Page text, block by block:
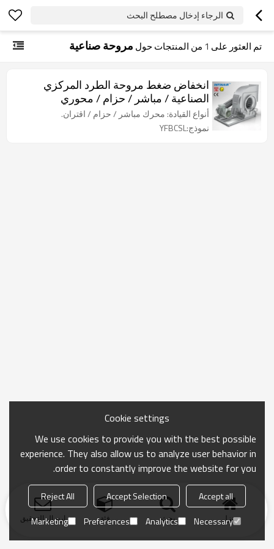
الرجاء إدخال مصطلح البحث
تم العثور على 1 من المنتجات حول مروحة صناعية
انخفاض ضغط مروحة الطرد المركزي
الصناعية / مباشر / حزام / محوري
أنواع القيادة: محرك مباشر / حزام / اقتران.
نموذج:YFBCSL
منزل بحث فئة ارسال التحقيق
Cookie settings
We use cookies to provide you with the best possible
experience. They also allow us to analyze user behavior in
order to constantly improve the website for you.
Accept all
Accept Selection
Reject All
Necessary
Analytics
Preferences
Marketing